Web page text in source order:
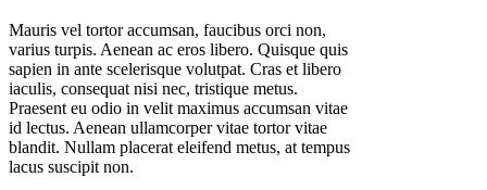
Mauris vel tortor accumsan, faucibus orci non,
varius turpis. Aenean ac eros libero. Quisque quis
sapien in ante scelerisque volutpat. Cras et libero
iaculis, consequat nisi nec, tristique metus.
Praesent eu odio in velit maximus accumsan vitae
id lectus. Aenean ullamcorper vitae tortor vitae
blandit. Nullam placerat eleifend metus, at tempus
lacus suscipit non.